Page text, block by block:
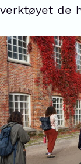
verktøyet de